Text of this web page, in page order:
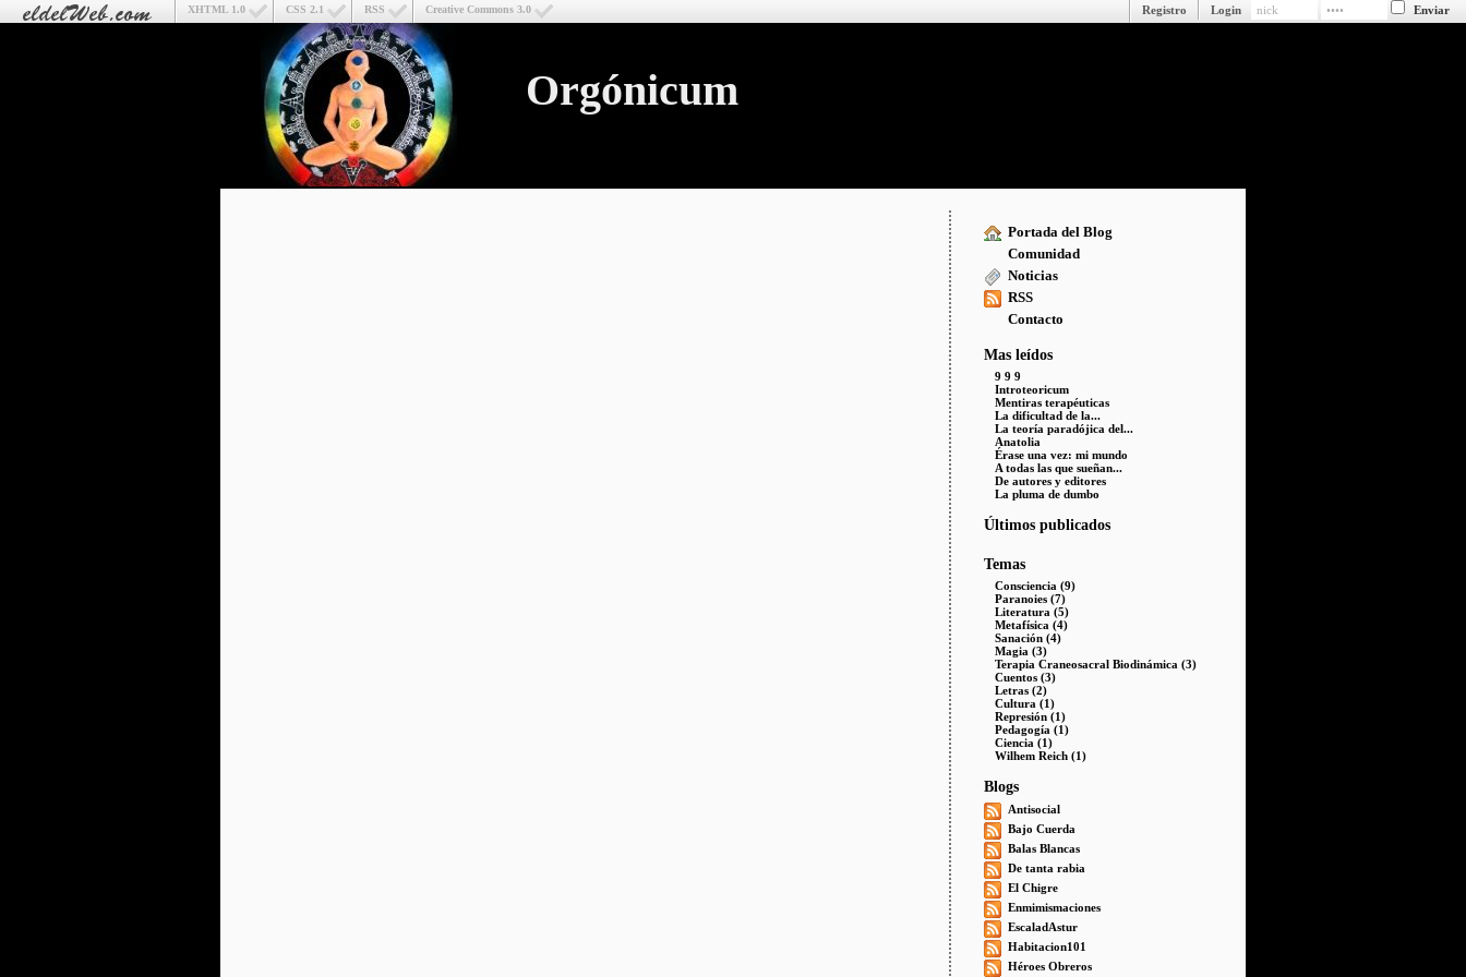
Creative Commons 3.0
RSS
CSS 2.1
XHTML 1.0 Login
Registro
Orgónicum
Portada del Blog
Comunidad
Noticias
RSS
Contacto
Mas leídos
9 9 9
Introteoricum
Mentiras terapéuticas
La dificultad de la...
La teoría paradójica del...
Anatolia
Érase una vez: mi mundo
A todas las que sueñan...
De autores y editores
La pluma de dumbo
Últimos publicados
Temas
Consciencia (9)
Paranoies (7)
Literatura (5)
Metafísica (4)
Sanación (4)
Magia (3)
Terapia Craneosacral Biodinámica (3)
Cuentos (3)
Letras (2)
Cultura (1)
Represión (1)
Pedagogía (1)
Ciencia (1)
Wilhem Reich (1)
Blogs
Antisocial
Bajo Cuerda
Balas Blancas
De tanta rabia
El Chigre
Enmimismaciones
EscaladAstur
Habitacion101
Héroes Obreros